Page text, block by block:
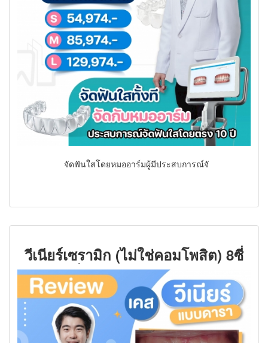
จัดฟันใสโดยหมออาร์มผู้มีประสบการณ์จั
วีเนียร์เซรามิก (ไม่ใช่คอมโพสิต) 8ซี่
จากปกติซี่ละ 12000 บาท เหลือ 69900
รวม 8ซี่